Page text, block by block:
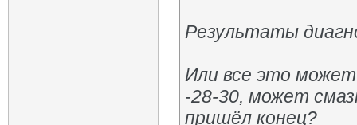
Результаты
Или все это
-28-30, может
пришёл конец?